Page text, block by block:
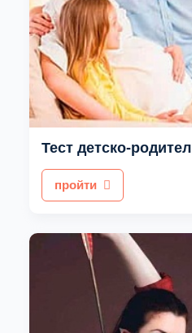
Тест детско-
пройти